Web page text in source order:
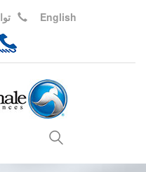
English